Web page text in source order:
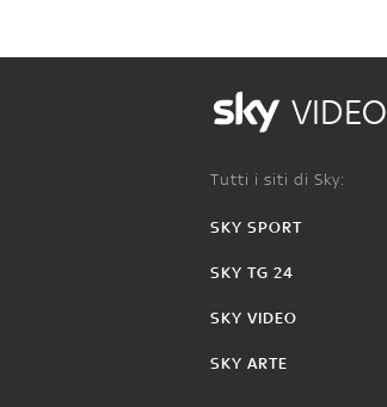
VIDEO
Tutti i siti di Sky:
SKY SPORT
SKY TG 24
SKY VIDEO
SKY ARTE